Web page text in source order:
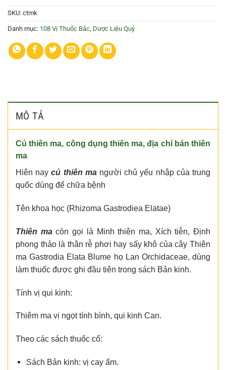
SKU: ctmk
Danh mục: 108 Vị Thuốc Bắc Dược Liệu Quý
MÔ TẢ
Củ thiên ma, công dụng thiên ma, địa chỉ bán thiên
ma
Hiên naycủ thiên mangười chủ yếu nhập của trung
quốc dùng để chữa bệnh
Tên khoa học (Rhizoma Gastrodiea Elatae)
Thiên macòn gọi là Minh thiên ma, Xích tiễn, Định
phong thảo là thân rễ phơi hay sấy khô của cây Thiên
ma Gastrodia Elata Blume họ Lan Orchidaceae, dùng
làm thuốc được ghi đầu tiên trong sách Bản kinh.
Tính vị qui kinh:
Thiêm ma vị ngọt tính bình, qui kinh Can.
Theo các sách thuốc cổ:
Sách Bản kinh: vị cay ấm.